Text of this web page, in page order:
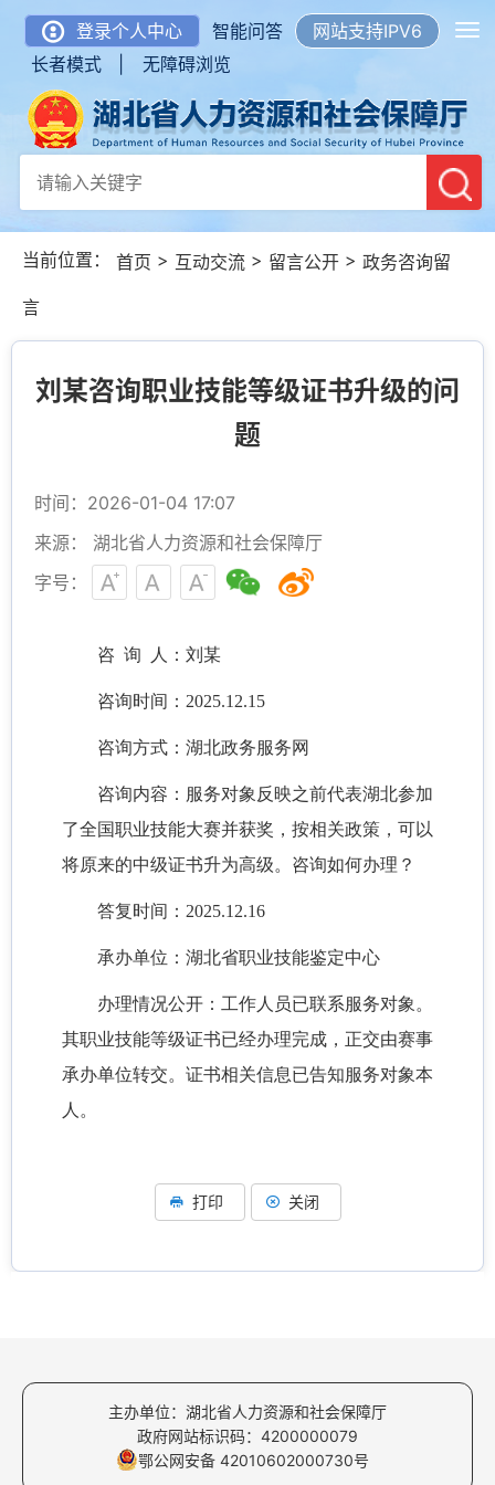
登录个人中心 智能问答
网站支持IPV6
长者模式 |
无障碍浏览
当前位置： 首页 > 互动交流 > 留言公开 > 政务咨询留
言
刘某咨询职业技能等级证书升级的问
题
时间：2026-01-04 17:07
来源： 湖北省人力资源和社会保障厅
字号：
咨 询 人： 刘 某
咨询时间： 2025.12.15
咨询方式：湖北政务服务网
咨询内容：服务对象反映之前代表湖北参加
了全国职业技能大赛并获奖， 按相关政策，可以
将原来的中级证书升为高级。 咨询如何办理？
答复时间： 2025.12.16
承办单位：湖北省职业技能鉴定中心
办理情况公开： 工作人员已联系服务对象。
其职业技能等级证书已经办理完成，正交由赛事
承办单位转交。证书相关信息已告知服务对象本
人。
打印 关闭
主办单位：湖北省人力资源和社会保障厅
政府网站标识码：4200000079
鄂公网安备 42010602000730号